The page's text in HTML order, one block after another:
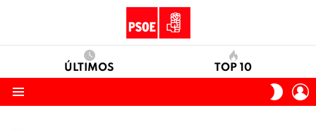
ÚLTIMOS TOP 10
SKIN